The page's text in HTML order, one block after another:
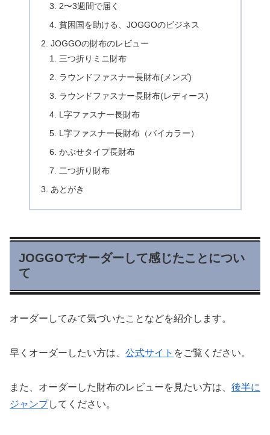
2〜3週間で届く
貧困国を助ける、JOGGOのビジネス
JOGGOの財布のレビュー
三つ折りミニ財布
ラウンドファスナー長財布(メンズ)
ラウンドファスナー長財布(レディース)
L字ファスナー長財布
L字ファスナー長財布（バイカラー）
かぶせタイプ長財布
二つ折り財布
あとがき
JOGGOでオーダーして感じたことについ
て
オーダーしてみて気づいたことなどを紹介します。
早くオーダーしたい方は、 公式サイト をご覧ください。
また、オーダーした財布のレビューを見たい方は、 後半に
ジャンプしてください。